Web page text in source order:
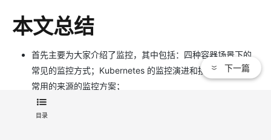
本文总结
首先主要为大家介绍了监控，其中包括：四种容器场景下的
常见的监控方式；Kubernetes 的监控演进和接口标准；两种
常用的来源的监控方案；
在日志上我们主要介绍了四种不同的场景，介绍了 Fluentd
的一个采集方案；
目录
下一篇